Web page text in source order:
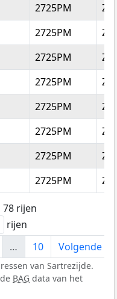
Postcode
2725PM
2725PM
2725PM
2725PM
2725PM
2725PM
2725PM
2725PM
78 rijen
rijen
… 10 Volgende
van Sartrezijde.
BAG data van het